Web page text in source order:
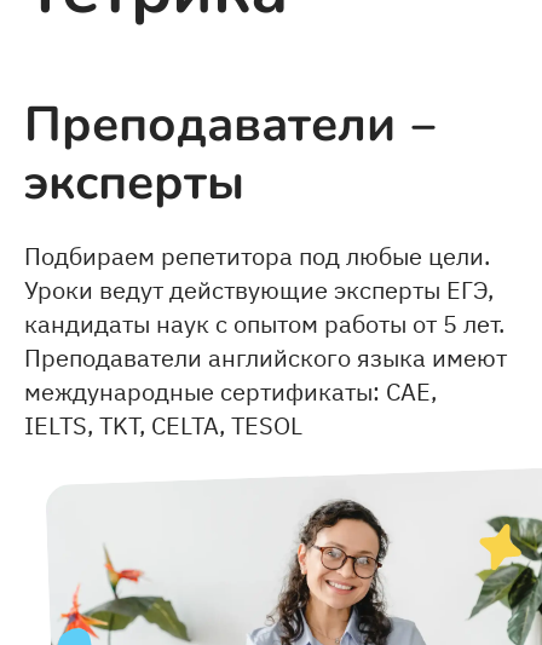
Преподаватели ‒
эксперты
Подбираем репетитора под любые цели.
Уроки ведут действующие эксперты ЕГЭ,
кандидаты наук с опытом работы от 5 лет.
Преподаватели английского языка имеют
международные сертификаты: CAE,
IELTS, TKT, CELTA, TESOL